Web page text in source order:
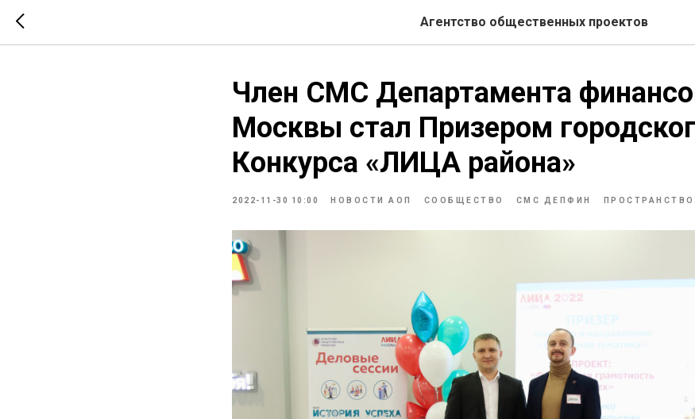
Агентство общественных проектов
Член СМС Департамента
Москвы стал Призером
Конкурса «ЛИЦА района»
2022-11-30 10:00 НОВОСТИ АОП СООБЩЕСТВО СМС ДЕПФИН